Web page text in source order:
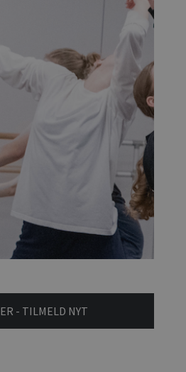
- TILMELD NYT